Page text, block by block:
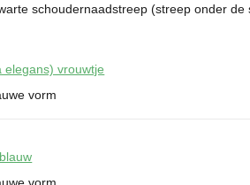
schoudernaadstreep (streep onder de
vorm
vorm